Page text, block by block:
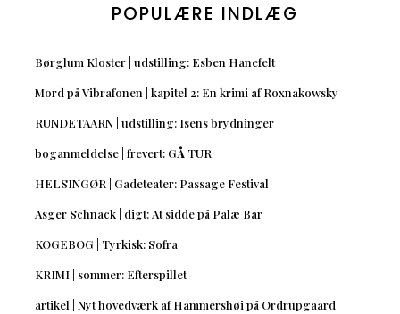
POPULÆRE INDLÆG
Børglum Kloster | udstilling: Esben Hanefelt
Mord på Vibrafonen | kapitel 2: En krimi af Roxnakowsky
RUNDETAARN | udstilling: Isens brydninger
boganmeldelse | frevert: GÅ TUR
HELSINGØR | Gadeteater: Passage Festival
Asger Schnack | digt: At sidde på Palæ Bar
KOGEBOG | Tyrkisk: Sofra
KRIMI | sommer: Efterspillet
artikel | Nyt hovedværk af Hammershøi på Ordrupgaard